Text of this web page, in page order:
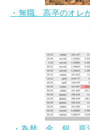
・無職、高卒のオレ